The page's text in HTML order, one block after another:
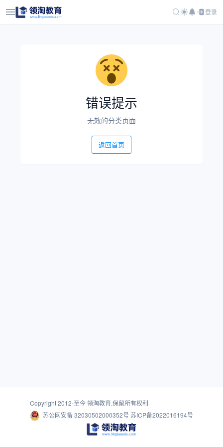
登录
错误提示
无效的分类页面
返回首页
Copyright 2012-至今领淘教育.保留所有权利
苏公网安备 32030502000352号 苏ICP备2022016194号